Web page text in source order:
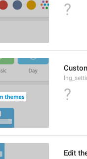
?
?
Edit